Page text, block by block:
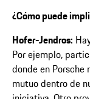
¿Cómo puede
Hofer-Jendros:
Por ejemplo,
donde en
mutuo dentro de